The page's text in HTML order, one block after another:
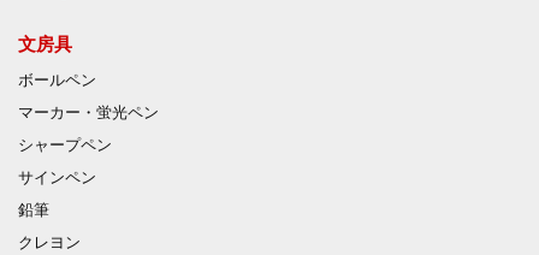
文房具
ボールペン
マーカー・蛍光ペン
シャープペン
サインペン
鉛筆
クレヨン